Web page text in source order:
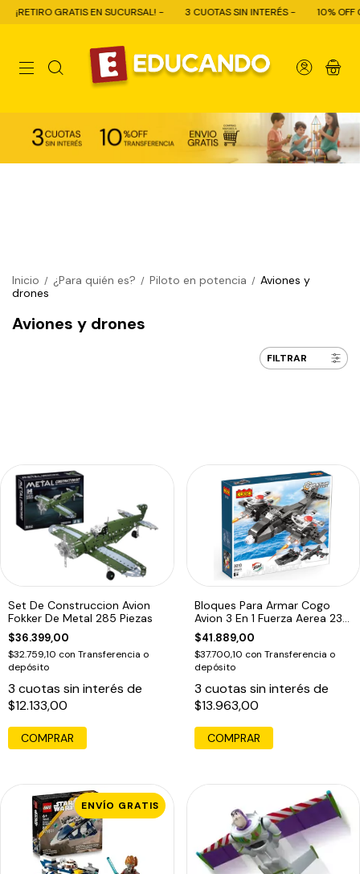
EN SUCURSAL! - 3 CUOTAS SIN INTERÉS - 10% OFF CON
0
Inicio / ¿Para quién es? / Piloto en potencia / Aviones y
drones
Aviones y drones
FILTRAR
Set De Construccion Avion
Fokker De Metal 285 Piezas
$36.399,00
$32.759,10 con Transferencia o
depósito
3 cuotas sin interés de
$12.133,00
Bloques Para Armar Cogo
Avion 3 En 1 Fuerza Aerea 231
Pzas 231 3010
$41.889,00
$37.700,10 con Transferencia o
depósito
3 cuotas sin interés de
$13.963,00
ENVÍO GRATIS